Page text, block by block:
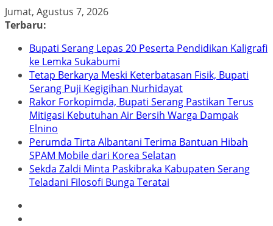
Skip
to
Jumat, Agustus 7, 2026
Terbaru:
Bupati Serang Lepas 20 Peserta Pendidikan Kaligrafi
ke Lemka Sukabumi
Tetap Berkarya Meski Keterbatasan Fisik, Bupati
Serang Puji Kegigihan Nurhidayat
Rakor Forkopimda, Bupati Serang Pastikan Terus
Mitigasi Kebutuhan Air Bersih Warga Dampak
Elnino
Perumda Tirta Albantani Terima Bantuan Hibah
SPAM Mobile dari Korea Selatan
Sekda Zaldi Minta Paskibraka Kabupaten Serang
Teladani Filosofi Bunga Teratai